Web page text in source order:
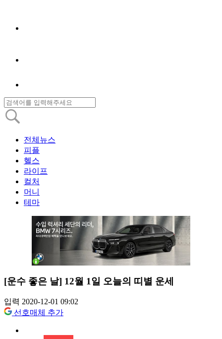
전체뉴스
피플
헬스
라이프
컬처
머니
테마
[운수 좋은 날] 12월 1일 오늘의 띠별 운세
입력 2020-12-01 09:02
선호매체 추가